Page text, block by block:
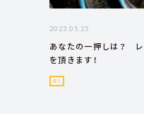
2023.05.25
あなたの一押しは？ レ
を頂きます！
行く